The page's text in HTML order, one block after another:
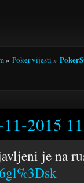
» Poker vijesti »
2015
je na